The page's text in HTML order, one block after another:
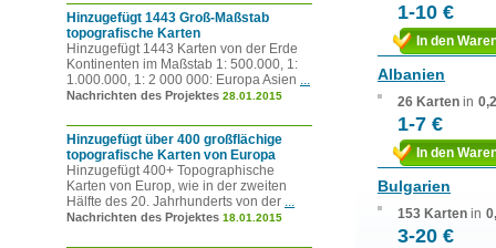
Hinzugefügt 1443 Groß-Maßstab
topografische Karten
Hinzugefügt 1443 Karten von der Erde
Kontinenten im Maßstab 1: 500.000, 1:
1.000.000, 1: 2 000 000: Europa Asien ...
Nachrichten des Projektes 28.01.2015
Hinzugefügt über 400 großflächige
topografische Karten von Europa
Hinzugefügt 400+ Topographische
Karten von Europ, wie in der zweiten
Hälfte des 20. Jahrhunderts von der ...
Nachrichten des Projektes 18.01.2015
1-10 €
In den
Albanien
26 Karten in
1-7 €
In den
Bulgarien
153 Karten in
3-20 €